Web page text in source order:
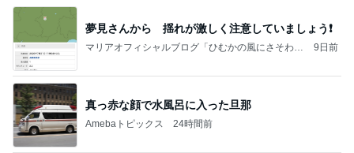
夢見さんから 揺れが激しく注意していましょう❗️
マリアオフィシャルブログ「ひむかの風にさそわれ
9日前
真っ赤な顔で水風呂に入った旦那
Amebaトピックス 24時間前